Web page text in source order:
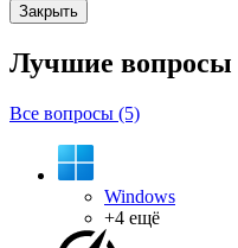
Закрыть
Лучшие вопросы
Все вопросы (5)
Windows
+4 ещё